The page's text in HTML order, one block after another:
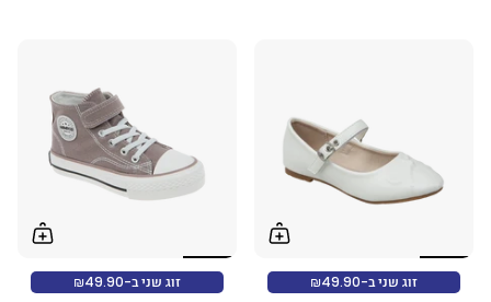
זוג שני ב-₪49.90
זוג שני ב-₪49.90